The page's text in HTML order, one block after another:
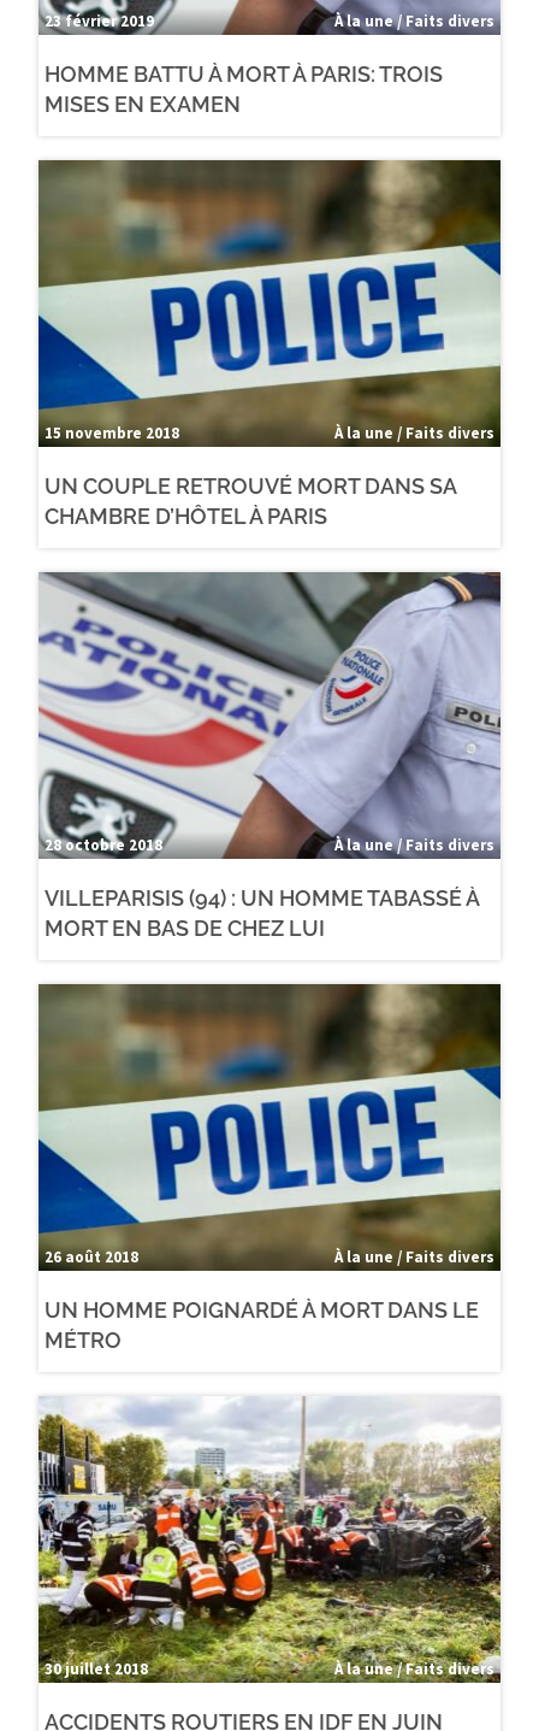
23 février 2019 À la une / Faits divers
HOMME BATTU À MORT À PARIS: TROIS
MISES EN EXAMEN
15 novembre 2018 À la une / Faits divers
UN COUPLE RETROUVÉ MORT DANS SA
CHAMBRE D’HÔTEL À PARIS
28 octobre 2018 À la une / Faits divers
VILLEPARISIS (94) : UN HOMME TABASSÉ À
MORT EN BAS DE CHEZ LUI
26 août 2018 À la une / Faits divers
UN HOMME POIGNARDÉ À MORT DANS LE
MÉTRO
30 juillet 2018 À la une / Faits divers
ACCIDENTS ROUTIERS EN IDF EN JUIN